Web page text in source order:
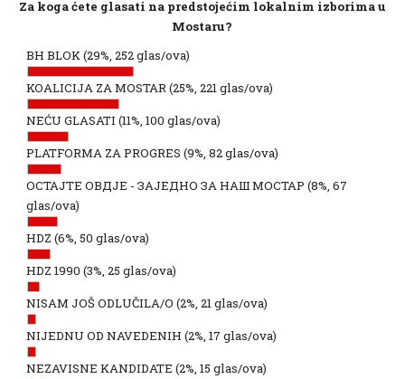
Za koga ćete glasati na predstojećim lokalnim izborima u
Mostaru?
BH BLOK(29%, 252 glas/ova)
KOALICIJA ZA MOSTAR(25%, 221 glas/ova)
NEĆU GLASATI (11%, 100 glas/ova)
PLATFORMA ZA PROGRES (9%, 82 glas/ova)
ОСТАЈТЕ ОВДЈЕ - ЗАЈЕДНО ЗА НАШ МОСТАР (8%, 67
glas/ova)
HDZ (6%, 50 glas/ova)
HDZ 1990 (3%, 25 glas/ova)
NISAM JOŠ ODLUČILA/O (2%, 21 glas/ova)
NIJEDNU OD NAVEDENIH (2%, 17 glas/ova)
NEZAVISNE KANDIDATE (2%, 15 glas/ova)